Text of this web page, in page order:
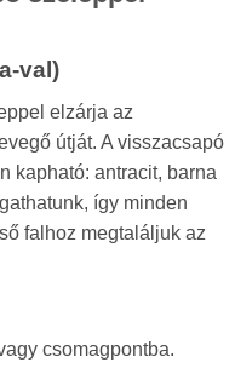
val)
elzárja az
útját. A visszacsapó
kapható: antracit, barna
így minden
falhoz megtaláljuk az
csomagpontba.